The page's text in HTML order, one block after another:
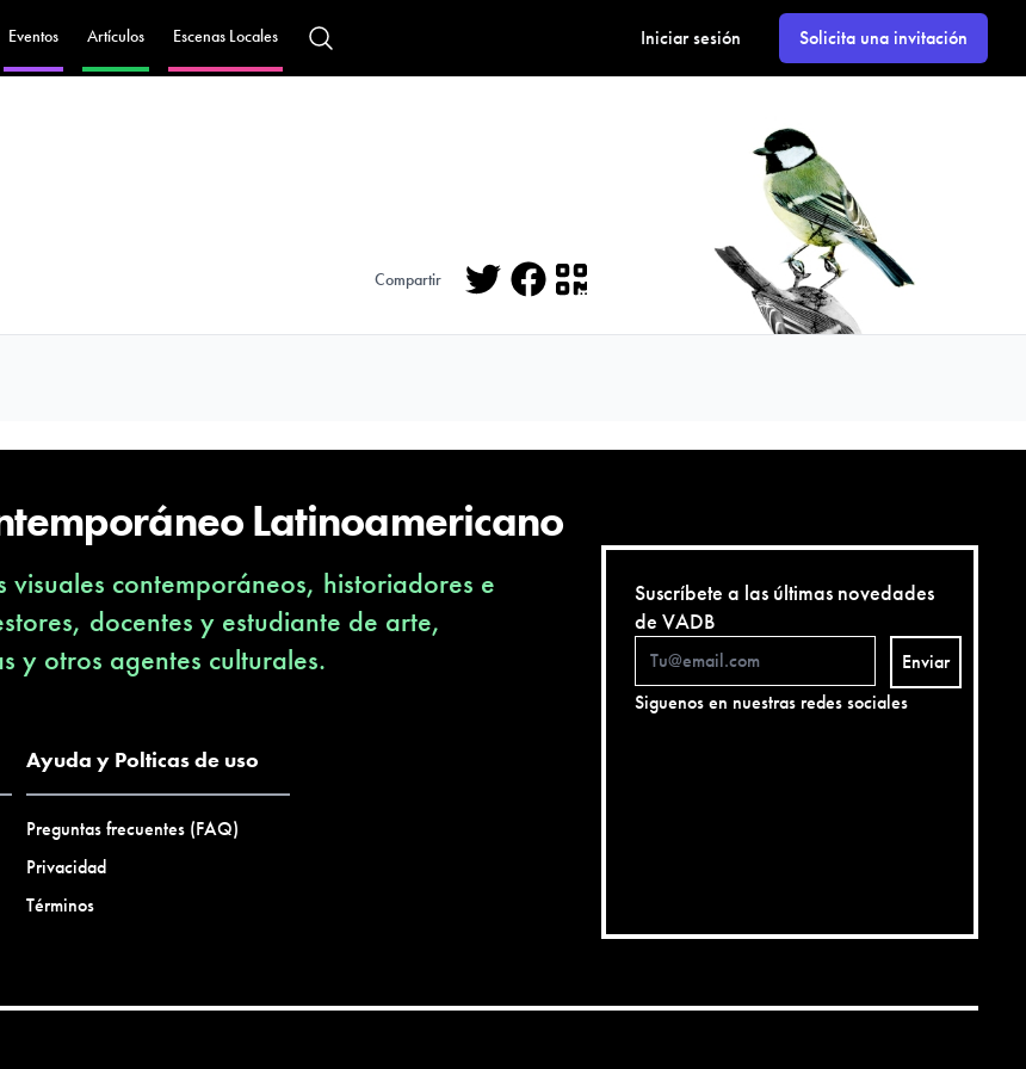
Eventos Artículos Escenas Locales Iniciar sesión Solicita una invitación
Compartir
Latinoamericano
contemporáneos, historiadores e
docentes y estudiante de arte,
y otros agentes culturales.
Ayuda y Polticas de uso
Preguntas frecuentes (FAQ)
Privacidad
Términos
Suscríbete a las últimas novedades
de VADB
Enviar
Siguenos en nuestras redes sociales